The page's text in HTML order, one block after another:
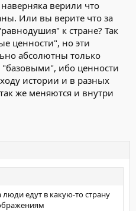
верили что
Или вы верите что за
к стране? Так
ценности", но эти
абсолютны только
"базовыми", ибо ценности
истории и в разных
же меняются и внутри
едут в какую-то страну